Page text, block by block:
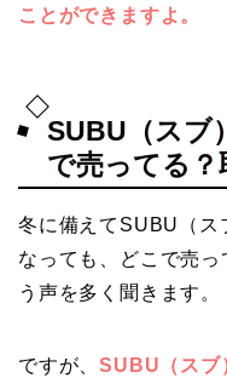
ことができますよ。
SUBU（スブ
で売ってる？
冬に備えてSUBU（ス
なっても、どこで売
う声を多く聞きます。
ですが、SUBU（スブ